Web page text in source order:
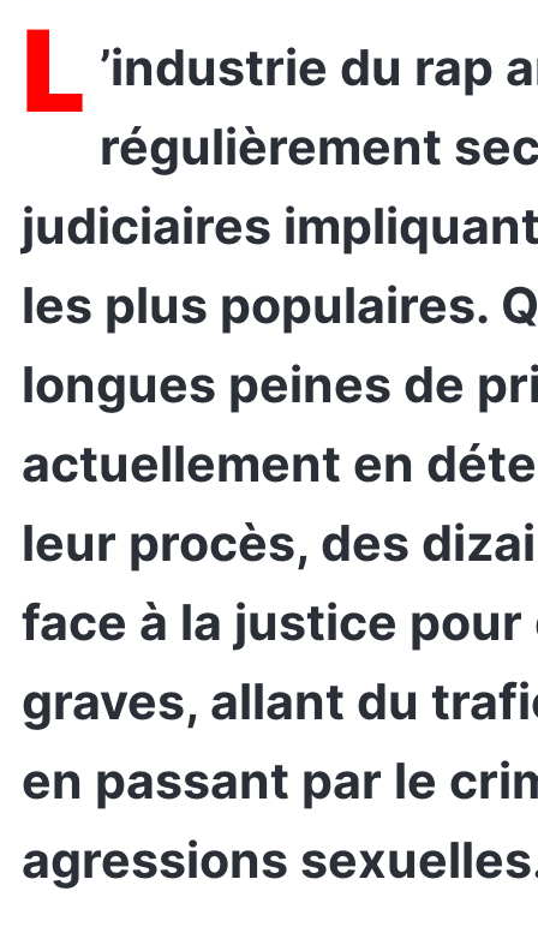
L ’industrie du rap américain est
régulièrement
judiciaires
les plus populaires.
longues peines de
actuellement en
leur procès, des
face à la justice
graves, allant du
en passant par le
agressions